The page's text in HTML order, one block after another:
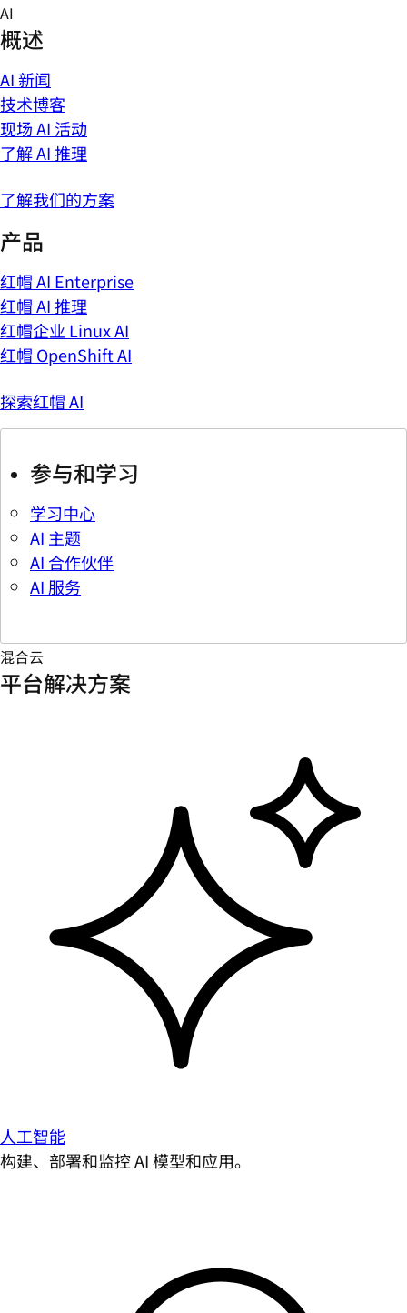
Skip
to
content
AI
概述
AI 新闻
技术博客
现场 AI 活动
了解 AI 推理
了解我们的方案
产品
红帽 AI Enterprise
红帽 AI 推理
红帽企业 Linux AI
红帽 OpenShift AI
探索红帽 AI
参与和学习
学习中心
AI 主题
AI 合作伙伴
AI 服务
混合云
平台解决方案
人工智能
构建、部署和监控 AI 模型和应用。